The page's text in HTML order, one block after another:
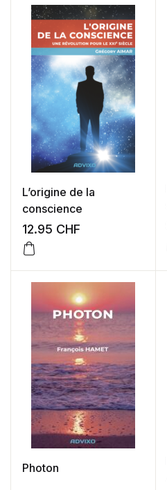
L’origine de la
conscience
12.95 CHF
Photon